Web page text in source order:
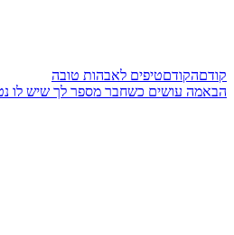
קודםהקודםטיפים לאבהות טובה
הבאמה עושים כשחבר מספר לך שיש לו